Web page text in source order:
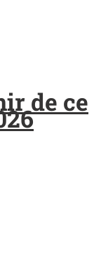
de ce